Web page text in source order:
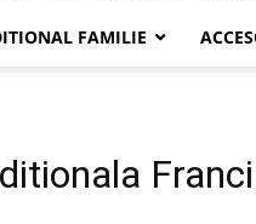
FAMILIE